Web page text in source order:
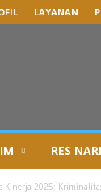
LAYANAN
RES
Kinerja 2025: